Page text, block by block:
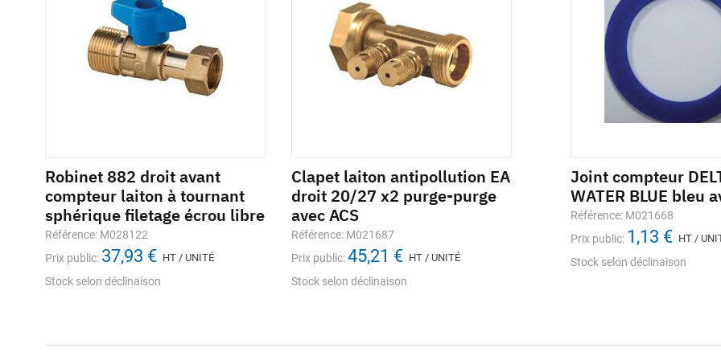
Robinet 882 droit avant
compteur laiton à tournant
sphérique filetage écrou libre
Référence: M028122
Prix public: 37,93 € HT / UNITÉ
Stock selon déclinaison
Clapet laiton antipollution EA
droit 20/27 x2 purge-purge
avec ACS
Référence: M021687
Prix public:45,21 € HT / UNITÉ
Stock selon déclinaison
Clapet laiton
droit purge-purge NF
Référence: M029160
Prix public:61,21 € HT / UNITÉ
Pâte d'étanchéité FILETFIX3
pour raccord métallique
flacon 60 ml
Référence: 280114
Prix public:59,91 € HT / UNITÉ
stocks / disponibilité
Circomètre 13mm 3m
Référence: 665761
Prix public:
stocks / disponibilité
En stock
Joint compteur
WATER BLUE bleu
Référence: M021668
Prix public: 1,13 € HT /
Stock selon déclinaison